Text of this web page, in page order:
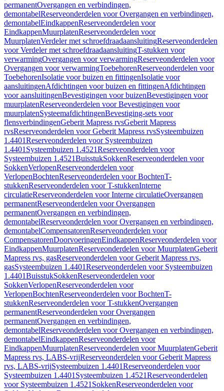
permanentOvergangen en verbindingen,
demontabelReserveonderdelen voor Overgangen en verbindingen,
demontabelEindkappenReserveonderdelen voor
EindkappenMuurplatenReserveonderdelen voor
MuurplatenVerdeler met schroefdraadaansluitingReserveonderdelen
voor Verdeler met schroefdraadaansluitingT-stukken voor
verwarmingOvergangen voor verwarmingReserveonderdelen voor
Overgangen voor verwarmingToebehorenReserveonderdelen voor
ToebehorenIsolatie voor buizen en fittingenIsolatie voor
aansluitingenAfdichtingen voor buizen en fittingenAfdichtingen
voor aansluitingenBevestigingen voor buizenBevestigingen voor
muurplatenReserveonderdelen voor Bevestigingen voor
muurplatenSysteemafdichtingenBevestiging-sets voor
flensverbindingenGeberit Mapress rvsGeberit Mapress
rvsReserveonderdelen voor Geberit Mapress rvsSysteembuizen
1.4401Reserveonderdelen voor Systeembuizen
1.4401 Systeembuizen 1.4521Reserveonderdelen voor
Systeembuizen 1.4521BuisstukSokkenReserveonderdelen voor
SokkenVerlopenReserveonderdelen voor
VerlopenBochtenReserveonderdelen voor BochtenT-
stukkenReserveonderdelen voor T-stukkenInterne
circulatieReserveonderdelen voor Interne circulatieOvergangen
permanentReserveonderdelen voor Overgangen
permanentOvergangen en verbindingen,
demontabelReserveonderdelen voor Overgangen en verbindingen,
demontabelCompensatorenReserveonderdelen voor
CompensatorenDoorvoeringenEindkappenReserveonderdelen voor
EindkappenMuurplatenReserveonderdelen voor MuurplatenGeberit
Mapress rvs, gasReserveonderdelen voor Geberit Mapress rvs,
gasSysteembuizen 1.4401Reserveonderdelen voor Systeembuizen
1.4401BuisstukSokkenReserveonderdelen voor
SokkenVerlopenReserveonderdelen voor
VerlopenBochtenReserveonderdelen voor BochtenT-
stukkenReserveonderdelen voor T-stukkenOvergangen
permanentReserveonderdelen voor Overgangen
permanentOvergangen en verbindingen,
demontabelReserveonderdelen voor Overgangen en verbindingen,
demontabelEindkappenReserveonderdelen voor
EindkappenMuurplatenReserveonderdelen voor MuurplatenGeberit
Mapress rvs, LABS-vrijReserveonderdelen voor Geberit Mapress
rvs, LABS-vrijSysteembuizen 1.4401Reserveonderdelen voor
Systeembuizen 1.4401 Systeembuizen 1.4521Reserveonderdelen
voor Systeembuizen 1.4521 SokkenReserveonderdelen voor